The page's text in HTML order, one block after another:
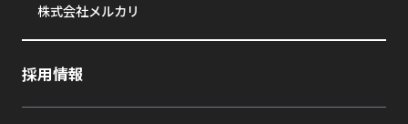
株式会社メルカリ
採用情報